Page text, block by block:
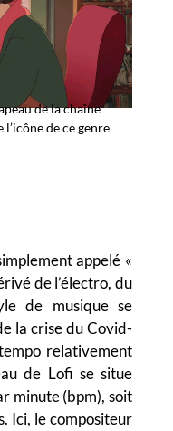
de la chaîne
de ce genre
appelé «
de l’électro, du
de musique se
la crise du Covid-
relativement
de Lofi se situe
minute (bpm), soit
Ici, le compositeur